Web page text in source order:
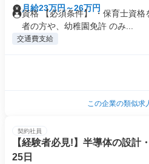
月給23万円～26万円
資格 【必須条件】 ・保育士資
者の方や、幼稚園免許 のみ...
交通費支給
この企業の類似求
契約社員
【経験者必見!】半導体の設計
25日